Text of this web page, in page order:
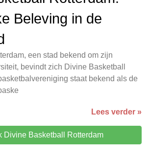
Beleving in de
een stad bekend om zijn
bevindt zich Divine Basketball
staat bekend als de
Lees verder »
Divine Basketball Rotterdam